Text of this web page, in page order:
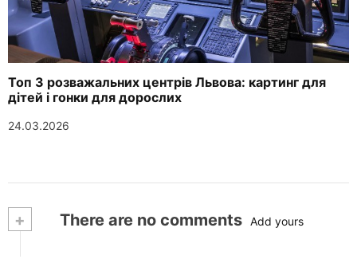
Топ 3 розважальних центрів Львова: картинг для
дітей і гонки для дорослих
24.03.2026
+ There are no comments Add yours